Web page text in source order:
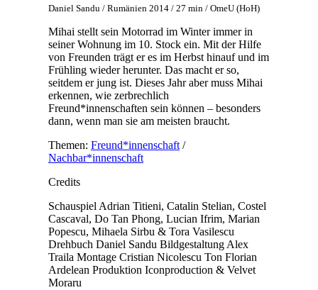
Daniel Sandu / Rumänien 2014 / 27 min / OmeU (HoH)
Mihai stellt sein Motorrad im Winter immer in
seiner Wohnung im 10. Stock ein. Mit der Hilfe
von Freunden trägt er es im Herbst hinauf und im
Frühling wieder herunter. Das macht er so,
seitdem er jung ist. Dieses Jahr aber muss Mihai
erkennen, wie zerbrechlich
Freund*innenschaften sein können – besonders
dann, wenn man sie am meisten braucht.
Themen: Freund*innenschaft/
Nachbar*innenschaft
Credits
Schauspiel Adrian Titieni, Catalin Stelian, Costel
Cascaval, Do Tan Phong, Lucian Ifrim, Marian
Popescu, Mihaela Sirbu & Tora Vasilescu
Drehbuch Daniel Sandu Bildgestaltung Alex
Traila Montage Cristian Nicolescu Ton Florian
Ardelean Produktion Iconproduction & Velvet
Moraru